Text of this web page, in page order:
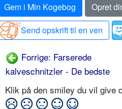
Gem i Min Kogebog
Opret
Send opskrift til en ven
Forrige: Farserede
kalveschnitzler - De bedste
Klik på den smiley du vil give